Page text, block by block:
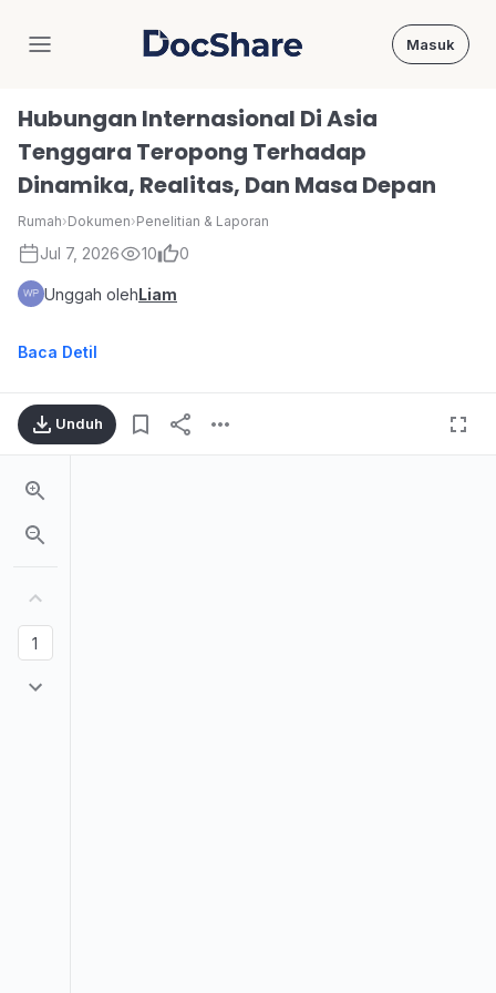
DocShare Masuk
Hubungan Internasional Di Asia
Tenggara Teropong Terhadap
Dinamika, Realitas, Dan Masa Depan
Rumah›Dokumen›Penelitian & Laporan
Jul 7, 2026 10 0
Unggah olehLiam
Baca Detil
Unduh